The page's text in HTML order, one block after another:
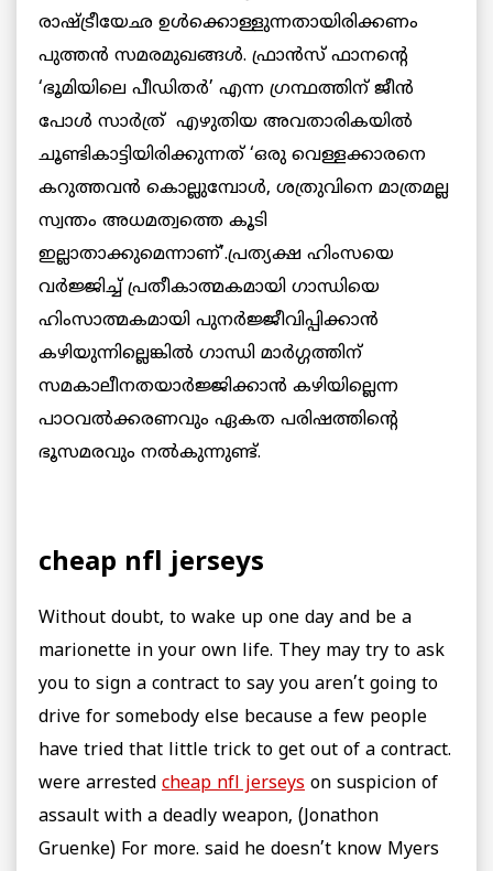
രാഷ്ട്രീയേഛ ഉള്‍ക്കൊള്ളുന്നതായിരിക്കണം
പുത്തന്‍ സമരമുഖങ്ങള്‍. ഫ്രാന്‍സ് ഫാനന്റെ
‘ഭൂമിയിലെ പീഡിതര്‍’ എന്ന ഗ്രന്ഥത്തിന് ജീന്‍
പോള്‍ സാര്‍ത്ര് എഴുതിയ അവതാരികയില്‍
ചൂണ്ടികാട്ടിയിരിക്കുന്നത് ‘ഒരു വെള്ളക്കാരനെ
കറുത്തവന്‍ കൊല്ലുമ്പോള്‍, ശത്രുവിനെ മാത്രമല്ല
സ്വന്തം അധമത്വത്തെ കൂടി
ഇല്ലാതാക്കുമെന്നാണ്’.പ്രത്യക്ഷ ഹിംസയെ
വര്‍ജ്ജിച്ച് പ്രതീകാത്മകമായി ഗാന്ധിയെ
ഹിംസാത്മകമായി പുനര്‍ജ്ജീവിപ്പിക്കാന്‍
കഴിയുന്നില്ലെങ്കില്‍ ഗാന്ധി മാര്‍ഗ്ഗത്തിന്
സമകാലീനതയാര്‍ജ്ജിക്കാന്‍ കഴിയില്ലെന്ന
പാഠവല്‍ക്കരണവും ഏകത പരിഷത്തിന്റെ
ഭൂസമരവും നല്‍കുന്നുണ്ട്.
cheap nfl jerseys
Without doubt, to wake up one day and be a
marionette in your own life. They may try to ask
you to sign a contract to say you aren’t going to
drive for somebody else because a few people
have tried that little trick to get out of a contract.
were arrested cheap nfl jerseys on suspicion of
assault with a deadly weapon, (Jonathon
Gruenke) For more. said he doesn’t know Myers